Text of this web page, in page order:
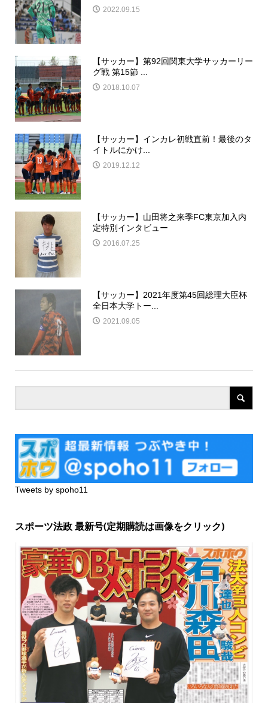
2022.09.15
【サッカー】第92回関東大学サッカーリー
グ戦 第15節 ...
2018.10.07
【サッカー】インカレ初戦直前！最後のタ
イトルにかけ...
2019.12.12
【サッカー】山田将之来季FC東京加入内
定特別インタビュー
2016.07.25
【サッカー】2021年度第45回総理大臣杯
全日本大学トー...
2021.09.05
Tweets by spoho11
スポーツ法政 最新号(定期購読は画像をクリック)